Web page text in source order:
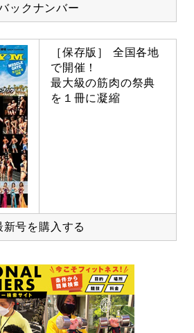
ックナンバー
［保存版］ 全国各地
で開催！
最大級の筋肉の祭典
を１冊に凝縮
新号を購入する